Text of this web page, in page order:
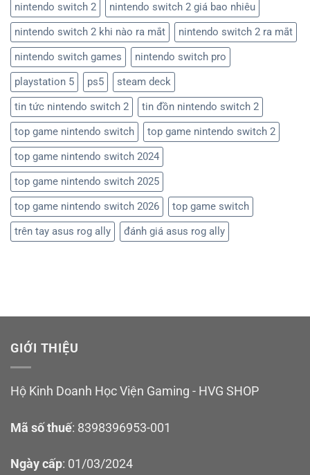
nintendo switch 2
nintendo switch 2 giá bao nhiêu
nintendo switch 2 khi nào ra mắt
nintendo switch 2 ra mắt
nintendo switch games
nintendo switch pro
playstation 5
ps5
steam deck
tin tức nintendo switch 2
tin đồn nintendo switch 2
top game nintendo switch
top game nintendo switch 2
top game nintendo switch 2024
top game nintendo switch 2025
top game nintendo switch 2026
top game switch
trên tay asus rog ally
đánh giá asus rog ally
GIỚI THIỆU
Hộ Kinh Doanh Học Viện Gaming - HVG SHOP
Mã số thuế: 8398396953-001
Ngày cấp: 01/03/2024